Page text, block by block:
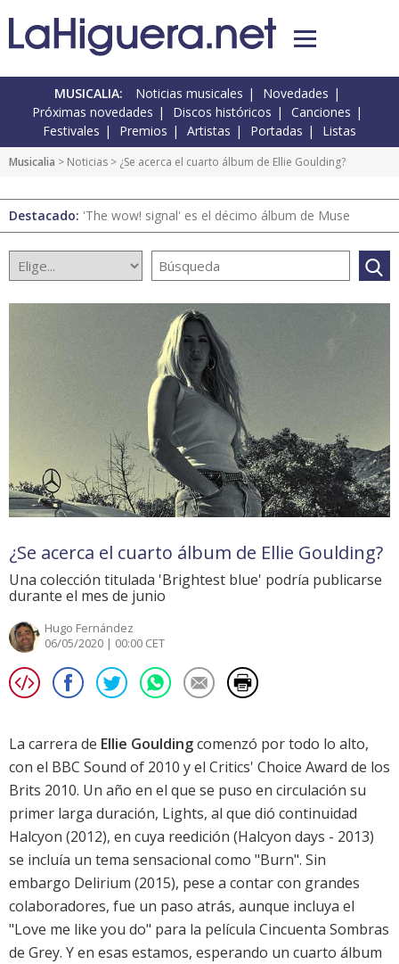
MUSICALIA: Noticias musicales
Novedades
Próximas novedades
Discos históricos
Canciones
Festivales
Premios Artistas Portadas Listas
Musicalia > Noticias > ¿Se acerca el cuarto álbum de Ellie Goulding?
Destacado: 'The wow! signal' es el décimo álbum de Muse
¿Se acerca el cuarto álbum de Ellie Goulding?
Una colección titulada 'Brightest blue' podría publicarse
durante el mes de junio
Hugo Fernández
06/05/2020 | 00:00 CET
La carrera de Ellie Gouldingcomenzó por todo lo alto,
con el BBC Sound of 2010 y el Critics' Choice Award de los
Brits 2010. Un año en el que se puso en circulación su
primer larga duración, Lights, al que dió continuidad
Halcyon (2012), en cuya reedición (Halcyon days - 2013)
se incluía un tema sensacional como "Burn". Sin
embargo Delirium (2015), pese a contar con grandes
colaboradores, fue un paso atrás, aunque incluya el
"Love me like you do" para la película Cincuenta Sombras
de Grey. Y en esas estamos, esperando un cuarto álbum